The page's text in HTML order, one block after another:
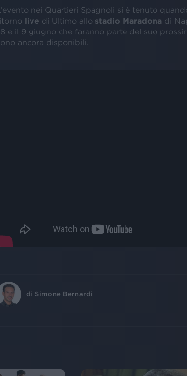
nei Quartieri Spagnoli si è tenuto
live di Ultimo allo stadio Maradona di
e il 9 giugno che faranno parte del suo
ancora disponibili.
di Simone Bernardi